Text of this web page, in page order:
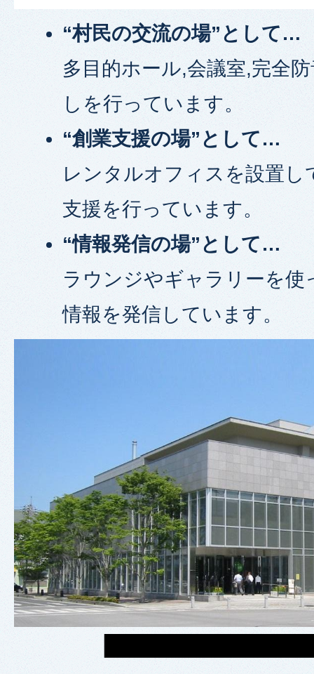
“村民の交流の場”として…
多目的ホール,会議室,完全
しを行っています。
“創業支援の場”として…
レンタルオフィスを設置し
支援を行っています。
“情報発信の場”として…
ラウンジやギャラリーを使
情報を発信しています。